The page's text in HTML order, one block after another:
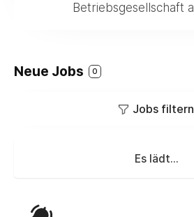
Betriebsgesellschaft
Neue Jobs 0
Jobs filtern
Es lädt...